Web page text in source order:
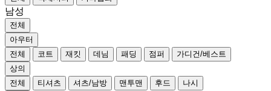
남성
전체
아우터
전체
코트 재킷 데님 패딩 점퍼
가디건/베스트
상의
전체
티셔츠 셔츠/남방 맨투맨 후드
나시